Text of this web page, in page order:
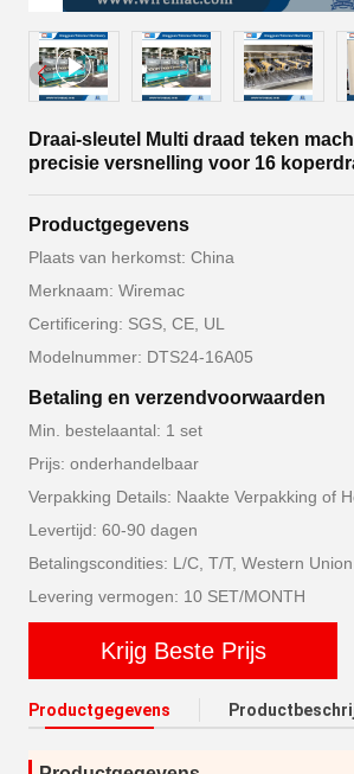
Draai-sleutel Multi draad teken
precisie versnelling voor 16
Productgegevens
Plaats van herkomst: China
Merknaam: Wiremac
Certificering: SGS, CE, UL
Modelnummer: DTS24-16A05
Betaling en verzendvoorwaarden
Min. bestelaantal: 1 set
Prijs: onderhandelbaar
Verpakking Details: Naakte Verpakking of
Levertijd: 60-90 dagen
Betalingscondities: L/C, T/T, Western Union
Levering vermogen: 10 SET/MONTH
Krijg Beste Prijs
Productgegevens